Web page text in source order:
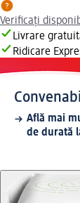
Verificați
Livrare
Ridicare
Află mai
de durată